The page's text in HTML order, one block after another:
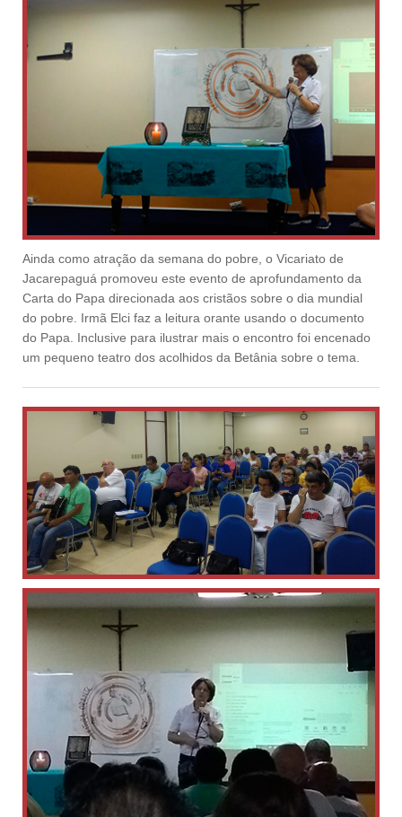
Ainda como atração da semana do pobre, o Vicariato de
Jacarepaguá promoveu este evento de aprofundamento da
Carta do Papa direcionada aos cristãos sobre o dia mundial
do pobre. Irmã Elci faz a leitura orante usando o documento
do Papa. Inclusive para ilustrar mais o encontro foi encenado
um pequeno teatro dos acolhidos da Betânia sobre o tema.